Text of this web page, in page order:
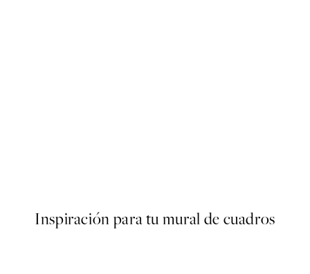
Inspiración para tu mural de cuadros